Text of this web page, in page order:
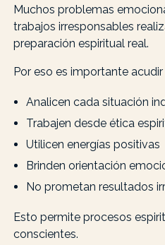
Muchos problemas
trabajos irresponsables
preparación espiritual real.
Por eso es importante
Analicen cada situación
Trabajen desde ética
Utilicen energías positivas
Brinden orientación
No prometan resultados
Esto permite procesos
conscientes.